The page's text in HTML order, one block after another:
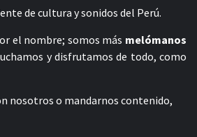
de cultura y sonidos del Perú.
el nombre; somos más melómanos
y disfrutamos de todo, como
nosotros o mandarnos contenido,